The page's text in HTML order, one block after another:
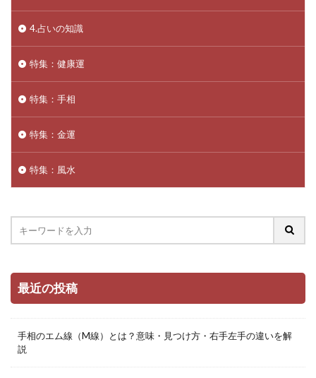
4.占いの知識
特集：健康運
特集：手相
特集：金運
特集：風水
最近の投稿
手相のエム線（M線）とは？意味・見つけ方・右手左手の違いを解
説